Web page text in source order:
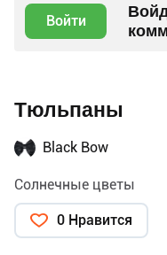
Войти
Тюльпаны
Black Bow
Солнечные цветы
0 Нравится